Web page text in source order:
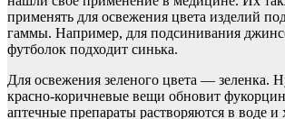
применять для освежения цвета изделий
гаммы. Например, для подсинивания
футболок подходит синька.
Для освежения зеленого цвета — зеленка.
красно-коричневые вещи обновит
аптечные препараты растворяются в воде и